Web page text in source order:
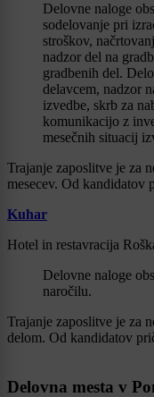
Delovne naloge
sodelovanje pri
stroškov,
nadzor del na
gradbenih del.
delavcem, nadzor
izvedbe, skrb za
komunikacijo z
mesečnih situacij
Trajanje zaposlitve je za
mesecev. Od kandidatov
Kuhar
Hotel in restavracija
Delovne naloge
naročilu.
Trajanje zaposlitve je za
delom. Od kandidatov
Delovna mesta v